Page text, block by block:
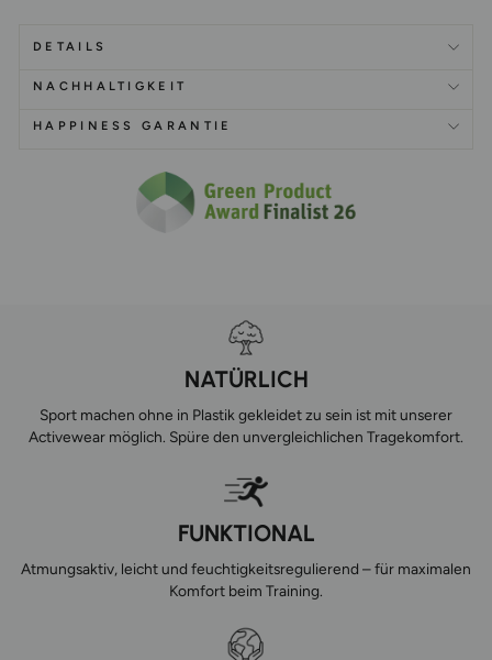
DETAILS
NACHHALTIGKEIT
HAPPINESS GARANTIE
NATÜRLICH
Sport machen ohne in Plastik gekleidet zu sein ist mit unserer
Activewear möglich. Spüre den unvergleichlichen Tragekomfort.
FUNKTIONAL
Atmungsaktiv, leicht und feuchtigkeitsregulierend – für maximalen
Komfort beim Training.